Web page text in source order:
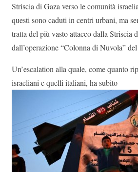
Striscia di Gaza verso le comunità
questi sono caduti in centri urbani, ma
tratta del più vasto attacco dalla Striscia
dall’operazione “Colonna di Nuvola”
Un’escalation alla quale, come quanto
israeliani e quelli italiani, ha subito